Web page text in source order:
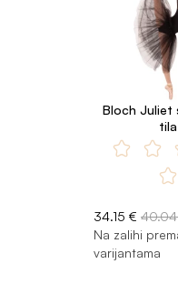
Bloch Juliet
tila
34.15 €
Na zalihi
varijantama